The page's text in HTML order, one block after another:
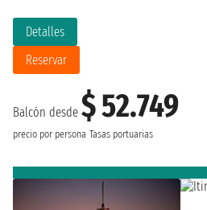
Balcón desde $ 52.749
precio por persona Tasas portuarias
Detalles
Reservar